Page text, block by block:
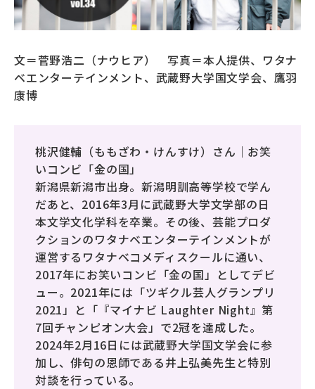
文＝菅野浩二（ナウヒア） 写真＝本人提供、ワタナ
ベエンターテインメント、武蔵野大学国文学会、鷹羽
康博
桃沢健輔（ももざわ・けんすけ）さん｜お笑
いコンビ「金の国」
新潟県新潟市出身。新潟明訓高等学校で学ん
だあと、2016年3月に武蔵野大学文学部の日
本文学文化学科を卒業。その後、芸能プロダ
クションのワタナベエンターテインメントが
運営するワタナベコメディスクールに通い、
2017年にお笑いコンビ「金の国」としてデビ
ュー。2021年には「ツギクル芸人グランプリ
2021」と「『マイナビ Laughter Night』第
7回チャンピオン大会」で2冠を達成した。
2024年2月16日には武蔵野大学国文学会に参
加し、俳句の恩師である井上弘美先生と特別
対談を行っている。